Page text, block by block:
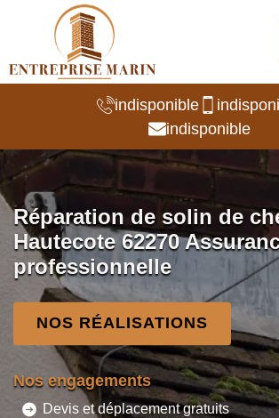
indisponible
indisponible
Réparation de solin de
Hautecote 62270
professionnelle
NOS RÉALISATIONS
Nos engagements
Devis et déplacement gratuits